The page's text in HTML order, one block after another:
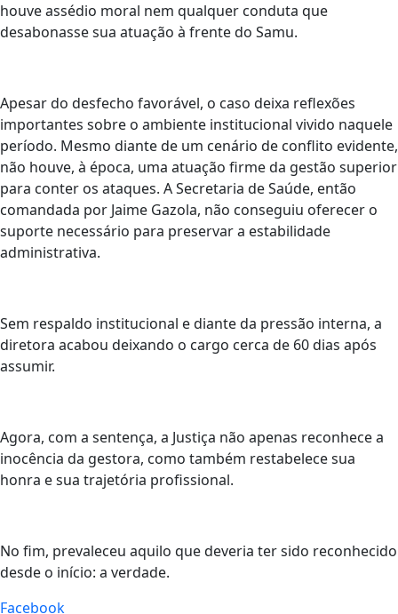
houve assédio moral nem qualquer conduta que
desabonasse sua atuação à frente do Samu.
Apesar do desfecho favorável, o caso deixa reflexões
importantes sobre o ambiente institucional vivido naquele
período. Mesmo diante de um cenário de conflito evidente,
não houve, à época, uma atuação firme da gestão superior
para conter os ataques. A Secretaria de Saúde, então
comandada por Jaime Gazola, não conseguiu oferecer o
suporte necessário para preservar a estabilidade
administrativa.
Sem respaldo institucional e diante da pressão interna, a
diretora acabou deixando o cargo cerca de 60 dias após
assumir.
Agora, com a sentença, a Justiça não apenas reconhece a
inocência da gestora, como também restabelece sua
honra e sua trajetória profissional.
No fim, prevaleceu aquilo que deveria ter sido reconhecido
desde o início: a verdade.
Facebook